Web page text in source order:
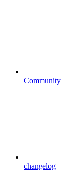
Community
changelog